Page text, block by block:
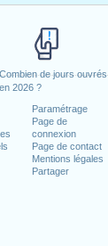
Combien de jours ouvrés
en 2026 ?
Paramétrage
Page de
connexion
Page de contact
Mentions légales
Partager